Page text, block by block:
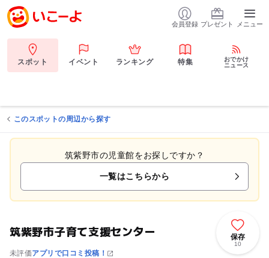
会員登録 プレゼント メニュー
スポット イベント ランキング 特集
おでかけ
ニュース
このスポットの周辺から探す
筑紫野市の児童館をお探しですか？
一覧はこちらから
筑紫野市子育て支援センター
未評価アプリで口コミ投稿！
保存
10